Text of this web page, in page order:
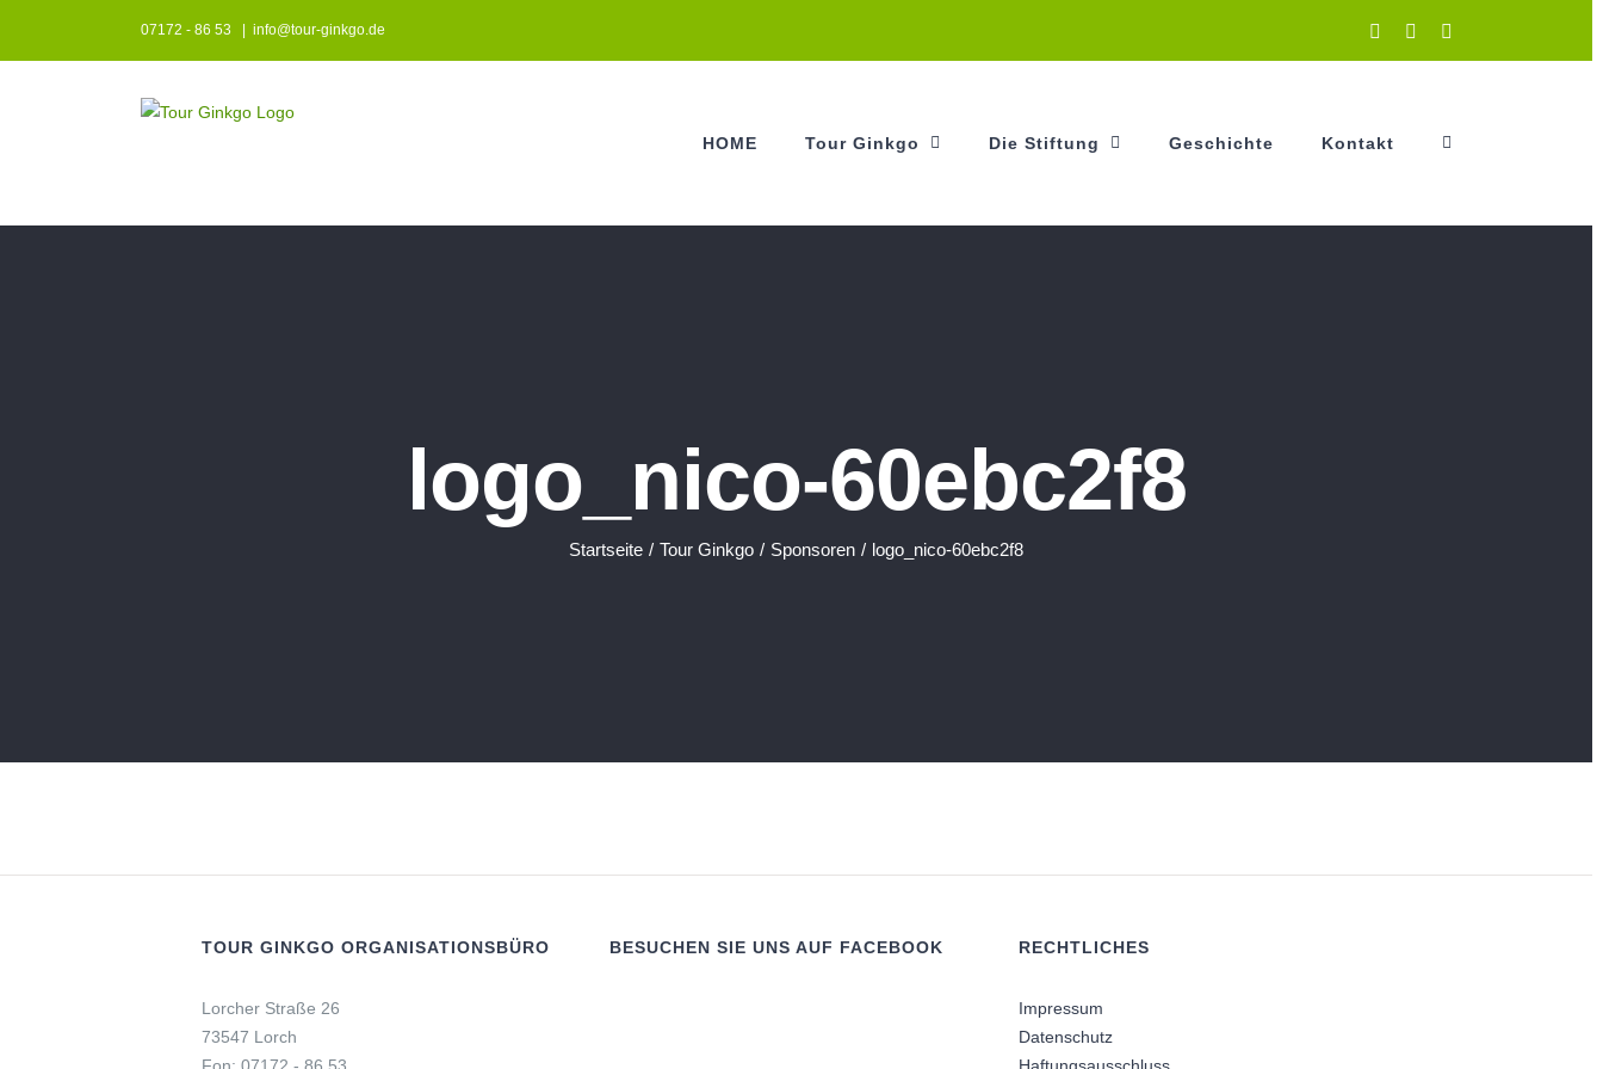
07172 - 86 53 info@tour-ginkgo.de InstagramFacebook
HOME Tour Ginkgo Die Stiftung Geschichte Kontakt
logo_nico-60ebc2f8
Startseite / Tour Ginkgo / Sponsoren / logo_nico-60ebc2f8
TOUR GINKGO ORGANISATIONSBÜRO
Lorcher Straße 26
73547 Lorch
BESUCHEN SIE UNS AUF FACEBOOK RECHTLICHES
Impressum
Datenschutz